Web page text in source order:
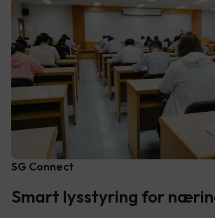
SG Connect
Smart lysstyring for